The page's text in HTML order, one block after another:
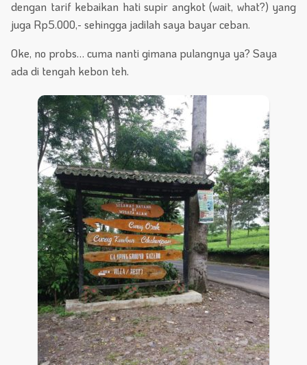
dengan tarif kebaikan hati supir angkot (wait, what?) yang
juga Rp5.000,- sehingga jadilah saya bayar ceban.
Oke, no probs… cuma nanti gimana pulangnya ya? Saya
ada di tengah kebon teh.